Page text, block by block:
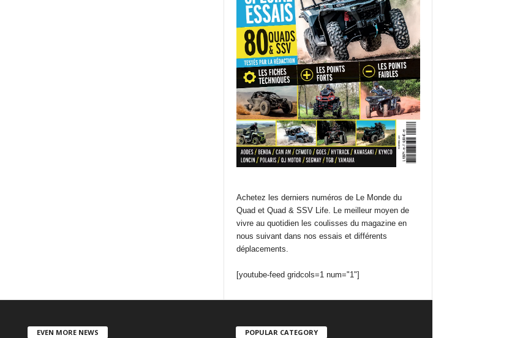
Achetez les derniers numéros de Le Monde du
Quad et Quad & SSV Life. Le meilleur moyen de
vivre au quotidien les coulisses du magazine en
nous suivant dans nos essais et différents
déplacements.
[youtube-feed gridcols=1 num="1"]
EVEN MORE NEWS POPULAR CATEGORY